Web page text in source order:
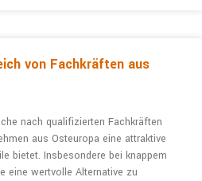
von Fachkräften aus
nach qualifizier­ten Fachkräften
aus Osteuropa eine attraktive
bietet. Insbesondere bei knap­pem
eine wertvolle Alternative zu